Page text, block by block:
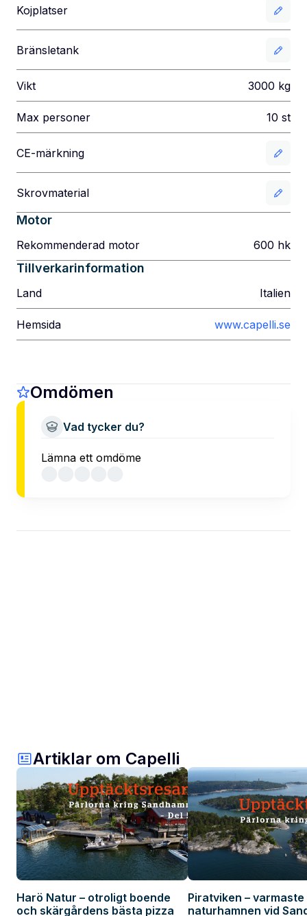
Kojplatser
Bränsletank
Vikt 3000 kg
Max personer 10 st
CE-märkning
Skrovmaterial
Motor
Rekommenderad motor 600 hk
Tillverkarinformation
Land Italien
Hemsida www.capelli.se
Omdömen
Vad tycker du?
Lämna ett omdöme
Artiklar om Capelli
Harö Natur – otroligt boende
och skärgårdens bästa pizza
Piratviken – varmaste
naturhamnen vid